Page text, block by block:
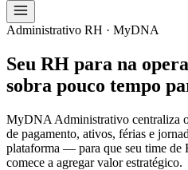
Administrativo RH · MyDNA
Seu RH para na
sobra pouco tempo
MyDNA Administrativo centraliza
de pagamento, ativos, férias e
plataforma — para que seu time de
comece a agregar valor estratégico.